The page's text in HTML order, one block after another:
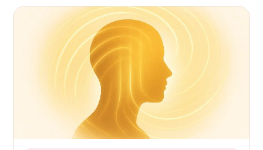
Когда полезен разбор с
экспертом
Когда самостоятельные практики буксуют.
Скажем, вы месяц делаете упражнения, а
опустошение возвращается после одних и тех
же встреч. Специалист по биоэнергетике
задаёт вопросы, помогает увидеть
закономерность и подобрать практику под вашу